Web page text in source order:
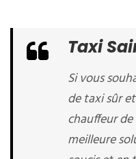
Taxi
Si vous
de taxi sûr
chauffeur de
meilleure